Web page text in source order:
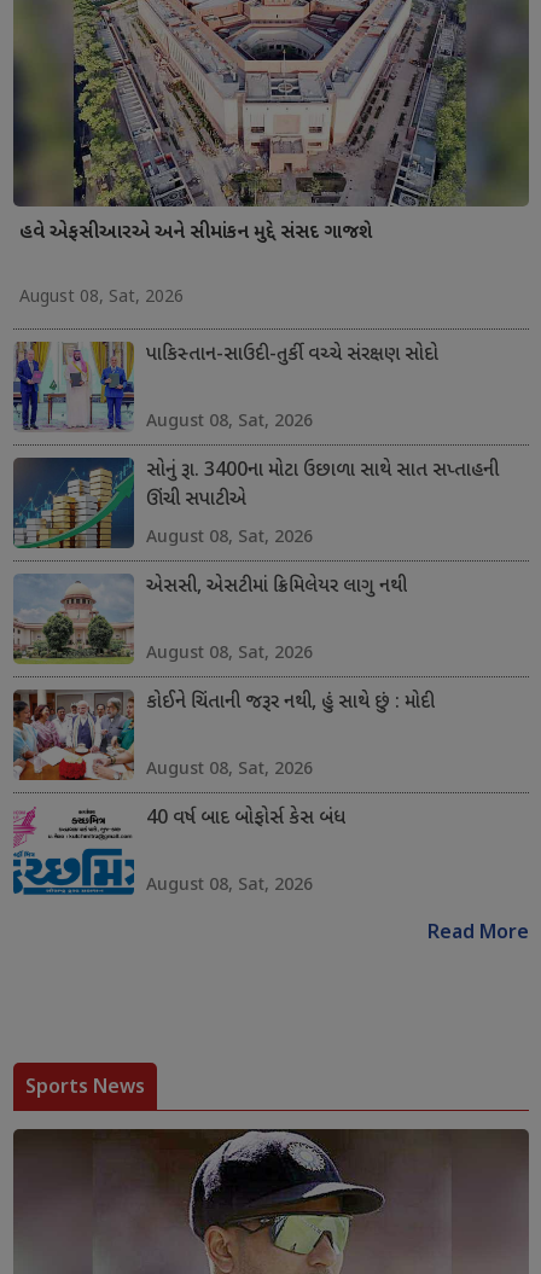
હવે એફસીઆરએ અને સીમાંકન મુદ્દે સંસદ ગાજશે
August 08, Sat, 2026
પાકિસ્તાન-સાઉદી-તુર્કી વચ્ચે સંરક્ષણ સોદો
August 08, Sat, 2026
સોનું રૂા. 3400ના મોટા ઉછાળા સાથે સાત સપ્તાહની
ઊંચી સપાટીએ
August 08, Sat, 2026
એસસી, એસટીમાં ક્રિમિલેયર લાગુ નથી
August 08, Sat, 2026
કોઈને ચિંતાની જરૂર નથી, હું સાથે છું : મોદી
August 08, Sat, 2026
40 વર્ષ બાદ બોફોર્સ કેસ બંધ
August 08, Sat, 2026
Read More
Sports News